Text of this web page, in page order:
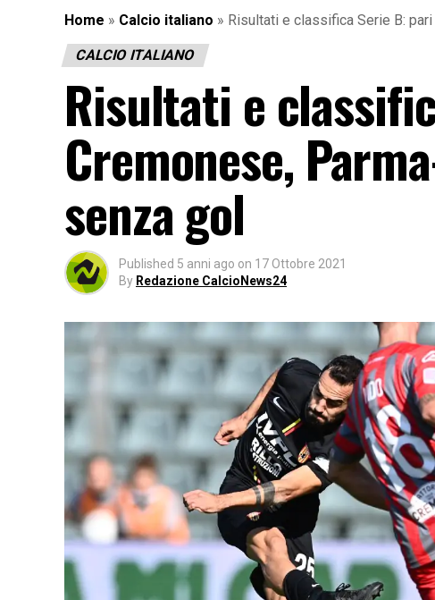
Home » Calcio italiano » Risultati e classifica Serie B:
CALCIO ITALIANO
Risultati e
Cremonese,
senza gol
Published 5 anni ago on 17 Ottobre 2021
By Redazione CalcioNews24